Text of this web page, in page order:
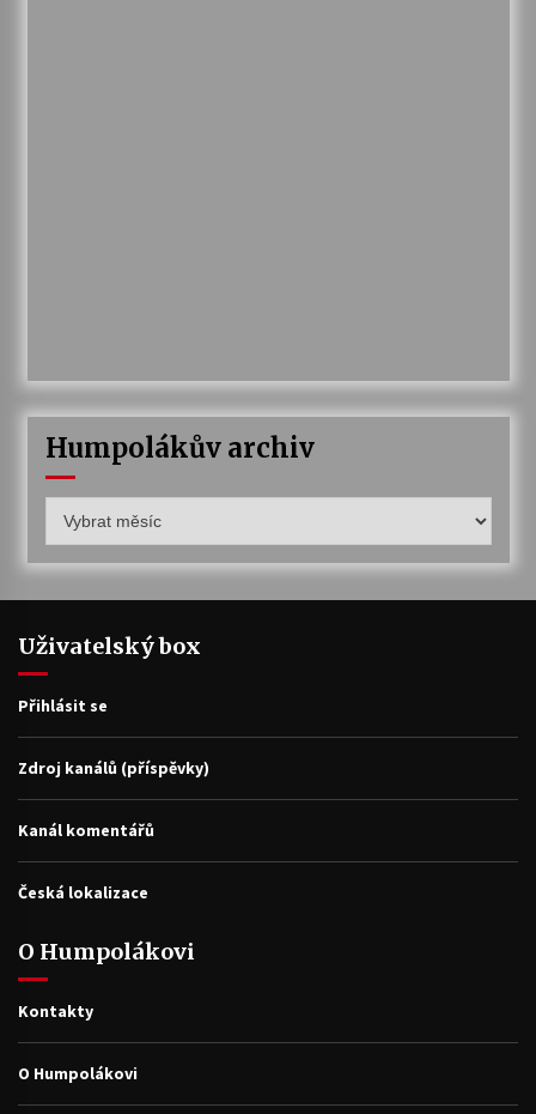
Humpolákův archiv
archiv
Uživatelský box
Přihlásit se
Zdroj kanálů (příspěvky)
Kanál komentářů
Česká lokalizace
O Humpolákovi
Kontakty
O Humpolákovi